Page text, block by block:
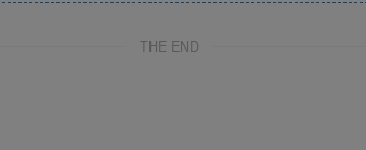
THE END